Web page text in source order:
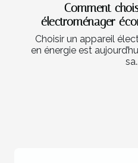
Comment
électroménager
Choisir un appareil
en énergie est